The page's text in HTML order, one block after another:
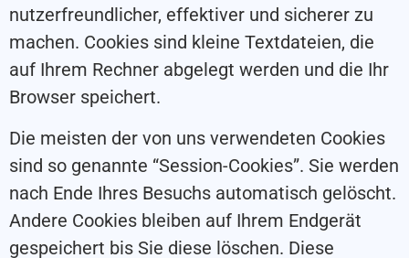
nutzerfreundlicher, effektiver und sicherer zu
machen. Cookies sind kleine Textdateien, die
auf Ihrem Rechner abgelegt werden und die Ihr
Browser speichert.
Die meisten der von uns verwendeten Cookies
sind so genannte “Session-Cookies”. Sie werden
nach Ende Ihres Besuchs automatisch gelöscht.
Andere Cookies bleiben auf Ihrem Endgerät
gespeichert bis Sie diese löschen. Diese